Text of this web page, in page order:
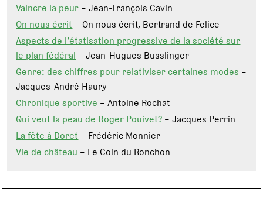
Vaincre la peur– Jean-François Cavin
On nous écrit– On nous écrit, Bertrand de Felice
Aspects de l’étatisation progressive de la société sur
le plan fédéral– Jean-Hugues Busslinger
Genre: des chiffres pour relativiser certaines modes–
Jacques-André Haury
Chronique sportive– Antoine Rochat
Qui veut la peau de Roger Pouivet?– Jacques Perrin
La fête à Doret– Frédéric Monnier
Vie de château– Le Coin du Ronchon